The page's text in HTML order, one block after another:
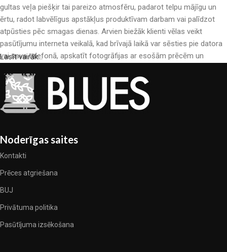
gultas veļa piešķir tai pareizo atmosfēru, padarot telpu mājīgu un
ērtu, radot labvēlīgus apstākļus produktīvam darbam vai palīdzot
atpūsties pēc smagas dienas. Arvien biežāk klienti vēlas veikt
pasūtījumu interneta veikalā, kad brīvajā laikā var sēsties pie datora
vai sava telefonā, apskatīt fotogrāfijas ar esošām prēcēm un
veļas katalogs: pieejamas gan kokvilnas, gan kokvilna satīna gultas
veļas.
Gultas veļas ražošana ir moderns mākslas veids
Gultas veļas ražotāji, kā arī citu tekstila preču ražotāji ir pilni ar
standarta sērijveida produktiem, gan unikāliem darinājumiem –
dizainieriskām prēcem, kuras novērtēs īsti skaistuma pazinēji. Mēs
esam izvēlējušies jums labākos modeļus no mūsdienu gultas veļas
praktiskumu katrā izstrādājuma vienībā. Mūsu sortimentā ir
pārbaudītu uzņēmumu produkti. Kuri daudzu gadu nepārtrauktā
Lasīt vairāk...
Noderīgas saites
Kontakti
Prēces atgriešana
BUJ
Privātuma politika
Pasūtījuma izsēkošana